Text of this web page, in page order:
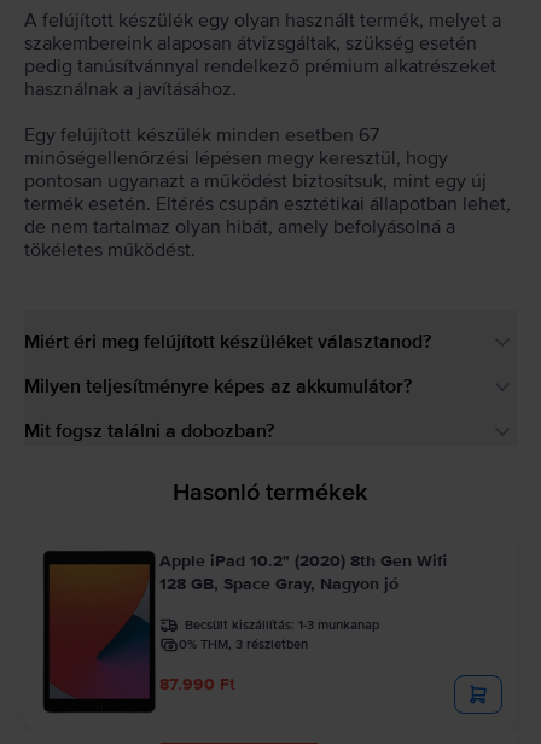
A felújított készülék egy olyan használt termék, melyet a
szakembereink alaposan átvizsgáltak, szükség esetén
pedig tanúsítvánnyal rendelkező prémium alkatrészeket
használnak a javításához.
Egy felújított készülék minden esetben 67
minőségellenőrzési lépésen megy keresztül, hogy
pontosan ugyanazt a működést biztosítsuk, mint egy új
termék esetén. Eltérés csupán esztétikai állapotban lehet,
de nem tartalmaz olyan hibát, amely befolyásolná a
tökéletes működést.
Miért éri meg felújított készüléket választanod?
Milyen teljesítményre képes az akkumulátor?
Mit fogsz találni a dobozban?
Hasonló termékek
Apple iPad 10.2" (2020) 8th Gen Wifi
128 GB, Space Gray, Nagyon jó
Becsült kiszállítás: 1-3 munkanap
0% THM, 3 részletben
87.990 Ft